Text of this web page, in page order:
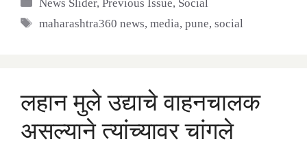
News Slider,Previous Issue, Social
Tags
maharashtra360 news,media,pune,social
लहान मुले उद्याचे वाहनचालक
असल्याने त्यांच्यावर चांगले